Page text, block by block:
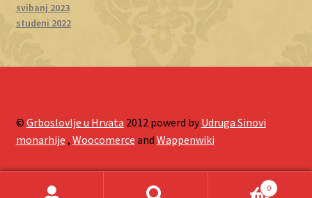
svibanj 2023
studeni 2022
© Grboslovlje u Hrvata 2012 powerd byUdruga Sinovi
monarhije , Woocomerce and Wappenwiki
0